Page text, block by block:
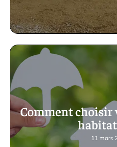
Comment choisir
11 mars